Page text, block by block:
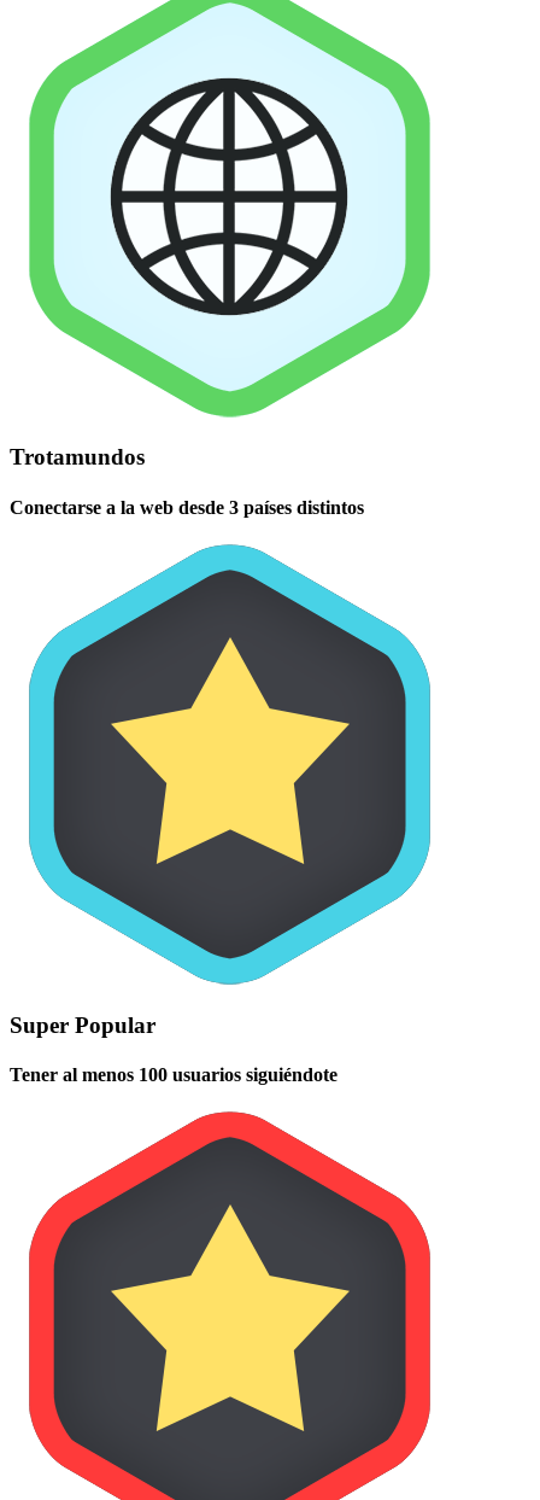
Trotamundos
Conectarse a la web desde 3 países distintos
Super Popular
Tener al menos 100 usuarios siguiéndote